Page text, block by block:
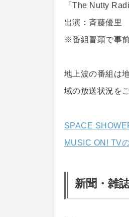
「The Nutty
出演：斉藤優里
※番組冒頭で事
地上波の番組は
域の放送状況を
SPACE
MUSIC ON! TV
新聞・雑